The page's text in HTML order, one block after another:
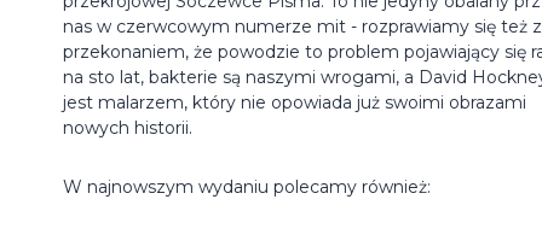
nas w czerwcowym numerze mit - rozprawiamy się też z
przekonaniem, że powodzie to problem pojawiający się
na sto lat, bakterie są naszymi wrogami, a David
jest malarzem, który nie opowiada już swoimi obrazami
nowych historii.
W najnowszym wydaniu polecamy również: